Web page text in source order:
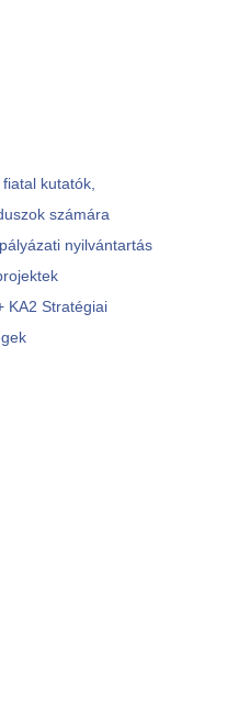
kutatók,
számára
nyilvántartás
KA2 Stratégiai